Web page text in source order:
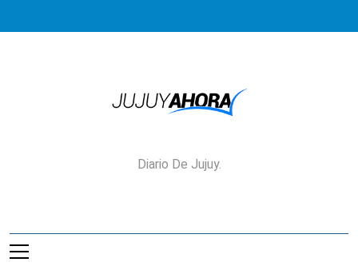
Jujuy Ahora!
Diario De Jujuy.